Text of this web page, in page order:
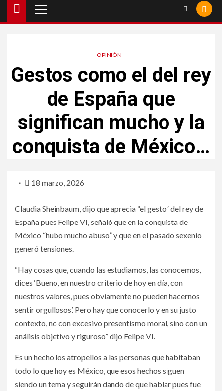
OPINIÓN
Gestos como el del rey
de España que
significan mucho y la
conquista de México…
18 marzo, 2026
Claudia Sheinbaum, dijo que aprecia “el gesto” del rey de
España pues Felipe VI, señaló que en la conquista de
México “hubo mucho abuso” y que en el pasado sexenio
generó tensiones.
“Hay cosas que, cuando las estudiamos, las conocemos,
dices ‘Bueno, en nuestro criterio de hoy en día, con
nuestros valores, pues obviamente no pueden hacernos
sentir orgullosos’. Pero hay que conocerlo y en su justo
contexto, no con excesivo presentismo moral, sino con un
análisis objetivo y riguroso” dijo Felipe VI.
Es un hecho los atropellos a las personas que habitaban
todo lo que hoy es México, que esos hechos siguen
siendo un tema y seguirán dando de que hablar pues fue